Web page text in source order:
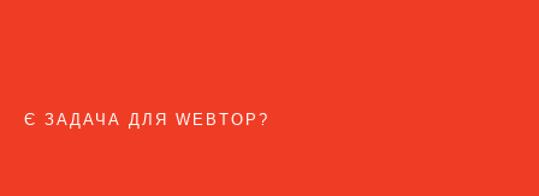
Є ЗАДАЧА ДЛЯ WEBTOP?